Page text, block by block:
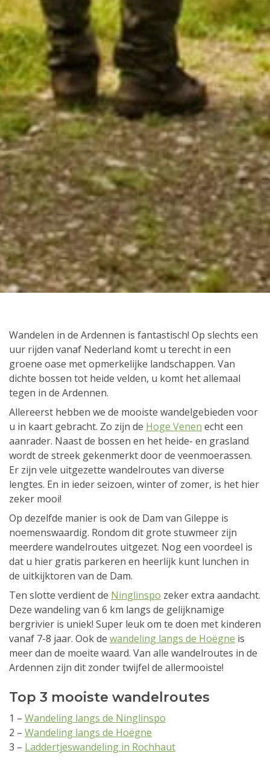
Wandelen in de Ardennen is fantastisch! Op slechts een
uur rijden vanaf Nederland komt u terecht in een
groene oase met opmerkelijke landschappen. Van
dichte bossen tot heide velden, u komt het allemaal
tegen in de Ardennen.
Allereerst hebben we de mooiste wandelgebieden voor
u in kaart gebracht. Zo zijn de Hoge Venen echt een
aanrader. Naast de bossen en het heide- en grasland
wordt de streek gekenmerkt door de veenmoerassen.
Er zijn vele uitgezette wandelroutes van diverse
lengtes. En in ieder seizoen, winter of zomer, is het hier
zeker mooi!
Op dezelfde manier is ook de Dam van Gileppe is
noemenswaardig. Rondom dit grote stuwmeer zijn
meerdere wandelroutes uitgezet. Nog een voordeel is
dat u hier gratis parkeren en heerlijk kunt lunchen in
de uitkijktoren van de Dam.
Ten slotte verdient de Ninglinspo zeker extra aandacht.
Deze wandeling van 6 km langs de gelijknamige
bergrivier is uniek! Super leuk om te doen met kinderen
vanaf 7-8 jaar. Ook de wandeling langs de Hoëgne is
meer dan de moeite waard. Van alle wandelroutes in de
Ardennen zijn dit zonder twijfel de allermooiste!
Top 3 mooiste wandelroutes
1 – Wandeling langs de Ninglinspo
2 – Wandeling langs de Hoëgne
3 – Laddertjeswandeling in Rochhaut